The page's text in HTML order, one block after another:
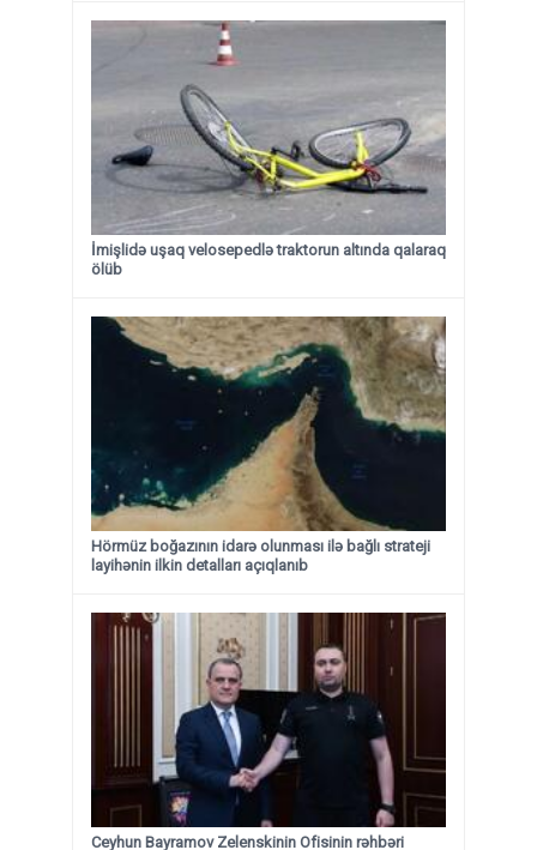
İmişlidə uşaq velosepedlə traktorun altında qalaraq
ölüb
Hörmüz boğazının idarə olunması ilə bağlı strateji
layihənin ilkin detalları açıqlanıb
Ceyhun Bayramov Zelenskinin Ofisinin rəhbəri